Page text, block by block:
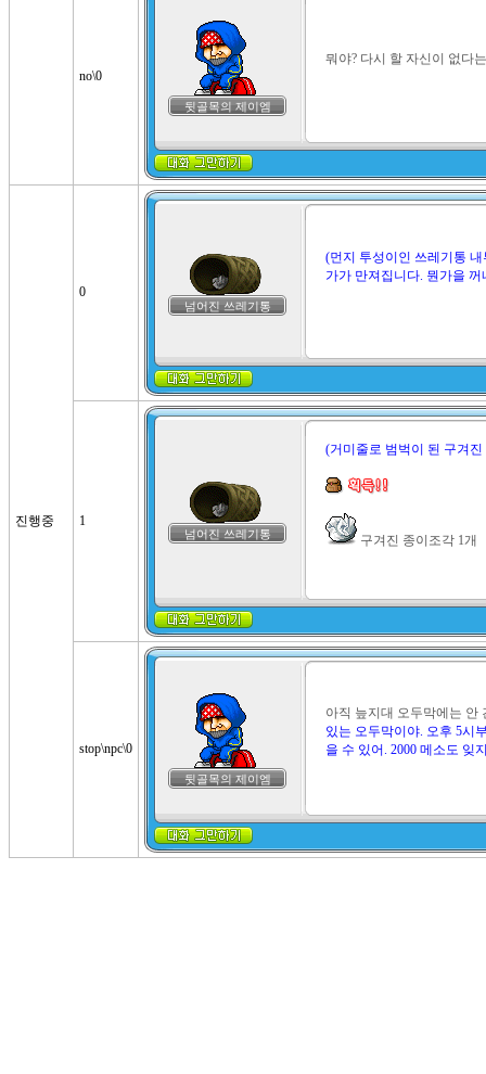
no\0
뒷골목의 제이엠
뭐야? 다시 할 자신이 없다
진행중
0
넘어진 쓰레기통
(먼지 투성이인 쓰레기통
가가 만져집니다. 뭔가을 꺼
1
넘어진 쓰레기통
(거미줄로 범벅이 된 구겨
구겨진 종이조각 1개
stop\npc\0
뒷골목의 제이엠
아직 늪지대 오두막에는 안
있는 오두막이야. 오후 5시
을 수 있어. 2000 메소도 잊